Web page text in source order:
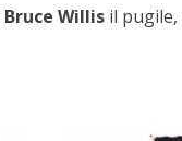
Bruce Willis il pugile,